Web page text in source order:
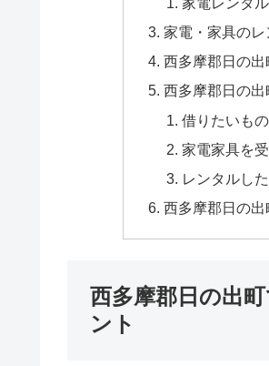
家電・家具の
西多摩郡日の
西多摩郡日の
借りたいも
家電家具を
レンタルし
西多摩郡日の
西多摩郡日の出
ント